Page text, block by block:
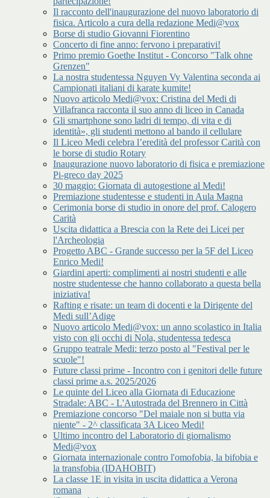
Il racconto dell'inaugurazione del nuovo laboratorio di
fisica. Articolo a cura della redazione Medi@vox
Borse di studio Giovanni Fiorentino
Concerto di fine anno: fervono i preparativi!
Primo premio Goethe Institut - Concorso "Talk ohne
Grenzen"
La nostra studentessa Nguyen Vy Valentina seconda ai
Campionati italiani di karate kumite!
Nuovo articolo Medi@vox: Cristina del Medi di
Villafranca racconta il suo anno di liceo in Canada
Gli smartphone sono ladri di tempo, di vita e di
identità», gli studenti mettono al bando il cellulare
Il Liceo Medi celebra l’eredità del professor Carità con
le borse di studio Rotary
Inaugurazione nuovo laboratorio di fisica e premiazione
Pi-greco day 2025
30 maggio: Giornata di autogestione al Medi!
Premiazione studentesse e studenti in Aula Magna
Cerimonia borse di studio in onore del prof. Calogero
Carità
Uscita didattica a Brescia con la Rete dei Licei per
l'Archeologia
Progetto ABC - Grande successo per la 5F del Liceo
Enrico Medi!
Giardini aperti: complimenti ai nostri studenti e alle
nostre studentesse che hanno collaborato a questa bella
iniziativa!
Rafting e risate: un team di docenti e la Dirigente del
Medi sull’Adige
Nuovo articolo Medi@vox: un anno scolastico in Italia
visto con gli occhi di Nola, studentessa tedesca
Gruppo teatrale Medi: terzo posto al "Festival per le
scuole"!
Future classi prime - Incontro con i genitori delle future
classi prime a.s. 2025/2026
Le quinte del Liceo alla Giornata di Educazione
Stradale: ABC - L'Autostrada del Brennero in Città
Premiazione concorso "Del maiale non si butta via
niente" - 2^ classificata 3A Liceo Medi!
Ultimo incontro del Laboratorio di giornalismo
Medi@vox
Giornata internazionale contro l'omofobia, la bifobia e
la transfobia (IDAHOBIT)
La classe 1E in visita in uscita didattica a Verona
romana